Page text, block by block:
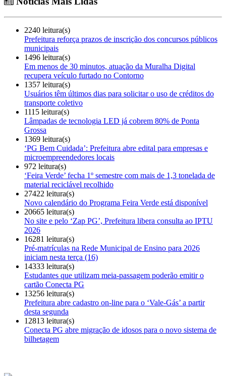
2240 leitura(s)
Prefeitura reforça prazos de inscrição dos concursos públicos
municipais
1496 leitura(s)
Em menos de 30 minutos, atuação da Muralha Digital
recupera veículo furtado no Contorno
1357 leitura(s)
Usuários têm últimos dias para solicitar o uso de créditos do
transporte coletivo
1115 leitura(s)
Lâmpadas de tecnologia LED já cobrem 80% de Ponta
Grossa
1369 leitura(s)
‘PG Bem Cuidada’: Prefeitura abre edital para empresas e
microempreendedores locais
972 leitura(s)
‘Feira Verde’ fecha 1º semestre com mais de 1,3 tonelada de
material reciclável recolhido
27422 leitura(s)
Novo calendário do Programa Feira Verde está disponível
20665 leitura(s)
No site e pelo ‘Zap PG’, Prefeitura libera consulta ao IPTU
2026
16281 leitura(s)
Pré-matrículas na Rede Municipal de Ensino para 2026
iniciam nesta terça (16)
14333 leitura(s)
Estudantes que utilizam meia-passagem poderão emitir o
cartão Conecta PG
13256 leitura(s)
Prefeitura abre cadastro on-line para o ‘Vale-Gás’ a partir
desta segunda
12813 leitura(s)
Conecta PG abre migração de idosos para o novo sistema de
bilhetagem